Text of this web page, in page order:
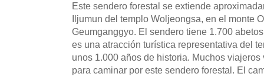
Este sendero forestal se extiende
Iljumun del templo Woljeongsa, en el monte
Geumganggyo. El sendero tiene 1.700
es una atracción turística representativa del
unos 1.000 años de historia. Muchos
para caminar por este sendero forestal. El